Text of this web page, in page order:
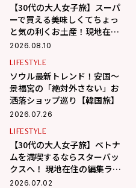
【30代の大人女子旅】スーパ
ーで買える美味しくてちょっ
と気の利くお土産！現地在住
の編集ライター相馬の海外生
2026.08.10
LIFESTYLE
ソウル最新トレンド！安国〜
景福宮の「絶対外さない」お
洒落ショップ巡り【韓国旅】
2026.07.26
LIFESTYLE
【30代の大人女子旅】ベトナ
ムを満喫するならスターバッ
クスへ！ 現地在住の編集ライ
ター相馬の海外生活 in ベトナ
2026.07.02